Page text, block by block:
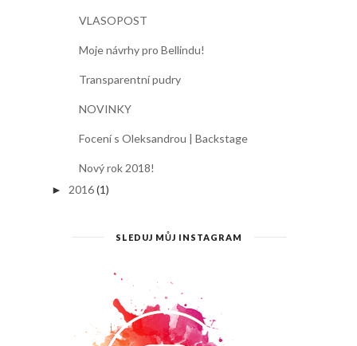
VLASOPOST
Moje návrhy pro Bellindu!
Transparentní pudry
NOVINKY
Focení s Oleksandrou | Backstage
Nový rok 2018!
► 2016(1)
SLEDUJ MŮJ INSTAGRAM